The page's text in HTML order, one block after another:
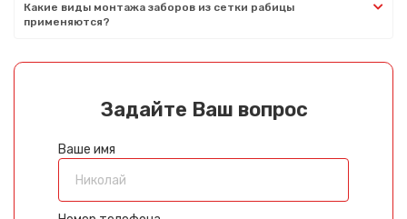
Какие виды монтажа заборов из сетки рабицы
применяются?
Задайте Ваш вопрос
Ваше имя